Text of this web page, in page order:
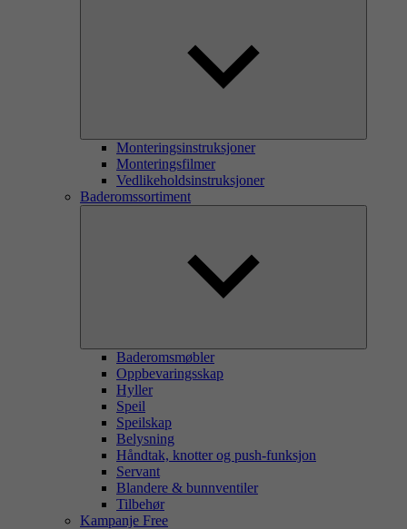
Monteringsinstruksjoner
Monteringsfilmer
Vedlikeholdsinstruksjoner
Baderomssortiment
Baderomsmøbler
Oppbevaringsskap
Hyller
Speil
Speilskap
Belysning
Håndtak, knotter og push-funksjon
Servant
Blandere & bunnventiler
Tilbehør
Kampanje Free